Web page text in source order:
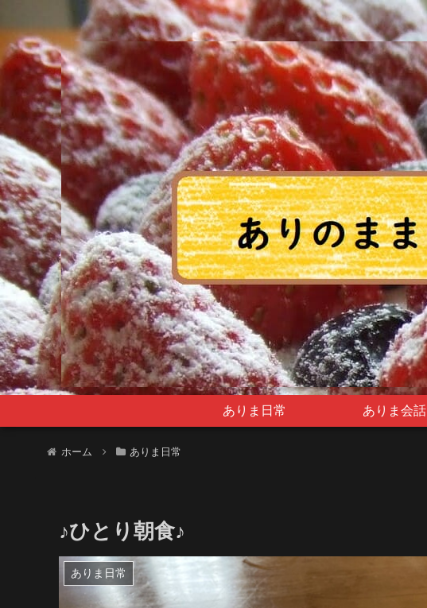
ありま日常 ありま会話
ホーム ありま日常
♪ひとり朝食♪
ありま日常